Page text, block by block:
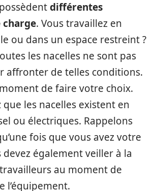
différentes
charge. Vous travaillez en
ou dans un espace restreint ?
les nacelles ne sont pas
affronter de telles conditions.
de faire votre choix.
que les nacelles existent en
ou électriques. Rappelons
fois que vous avez votre
devez également veiller à la
au moment de
l’équipement.